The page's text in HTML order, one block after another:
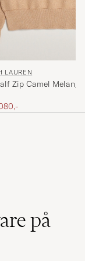
LAUREN
Zip Camel Melange
pris
på